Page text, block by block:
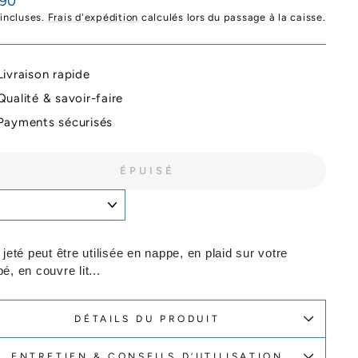
Frais d'expédition calculés lors du passage à la caisse.
rapide
& savoir-faire
sécurisés
ÉPUISÉ
jeté peut être utilisée en nappe, en plaid sur votre
en couvre lit...
DÉTAILS DU PRODUIT